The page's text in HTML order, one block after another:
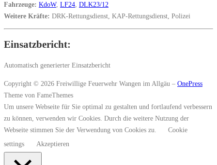
Fahrzeuge: KdoW, LF24 DLK23/12
Weitere Kräfte: DRK-Rettungsdienst, KAP-Rettungsdienst, Polizei
Einsatzbericht:
Automatisch generierter Einsatzbericht
Copyright © 2026 Freiwillige Feuerwehr Wangen im Allgäu – OnePress
Theme von FameThemes
Um unsere Webseite für Sie optimal zu gestalten und fortlaufend verbessern
zu können, verwenden wir Cookies. Durch die weitere Nutzung der
Webseite stimmen Sie der Verwendung von Cookies zu.
Cookie
settings
Akzeptieren